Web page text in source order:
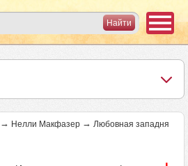
→ Нелли Макфазер → Любовная западня